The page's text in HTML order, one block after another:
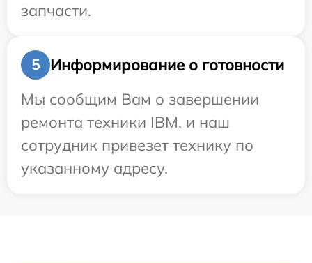
запчасти.
5
Информирование о готовности
Мы сообщим Вам о завершении
ремонта техники IBM, и наш
сотрудник привезет технику по
указанному адресу.